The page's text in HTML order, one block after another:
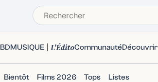
BDMUSIQUE L'ÉditoCommunautéDécouvrir
Bientôt Films 2026 Tops Listes